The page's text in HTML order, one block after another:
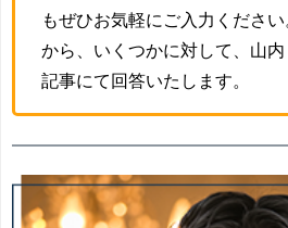
もぜひお気軽にご入力くださ
から、いくつかに対して、山
記事にて回答いたします。